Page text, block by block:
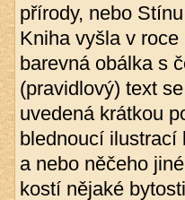
přírody, nebo
Kniha vyšla v
barevná obálka s
(pravidlový) text
uvedená krátkou
blednoucí ilustrací
a nebo něčeho
kostí nějaké